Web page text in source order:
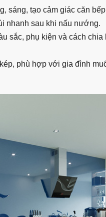
sáng, tạo cảm giác căn
nhanh sau khi nấu nướng.
sắc, phụ kiện và cách
phù hợp với gia đình